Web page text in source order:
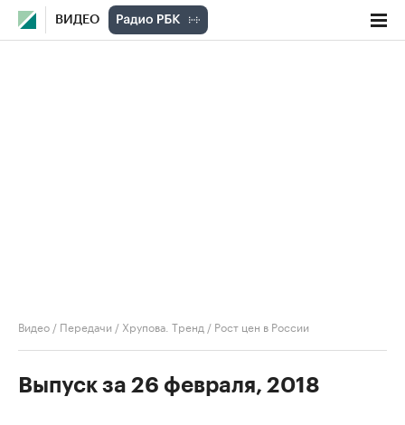
ВИДЕО
Видео / Передачи / Хрупова. Тренд / Рост цен в России
Выпуск за 26 февраля, 2018